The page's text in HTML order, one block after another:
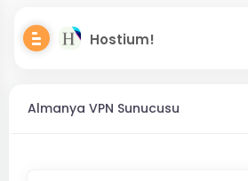
Hostium!
Almanya VPN Sunucusu